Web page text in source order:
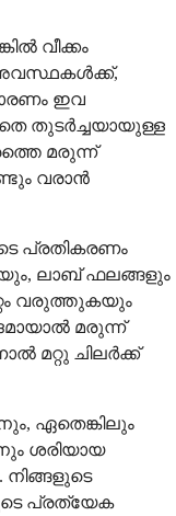
വീക്കം
ഇവ
തുടർച്ചയായുള്ള
മരുന്ന്
വരാൻ
പ്രതികരണം
ലാബ് ഫലങ്ങളും
വരുത്തുകയും
മരുന്ന്
മറ്റു ചിലർക്ക്
ഏതെങ്കിലും
ശരിയായ
പ്രത്യേക